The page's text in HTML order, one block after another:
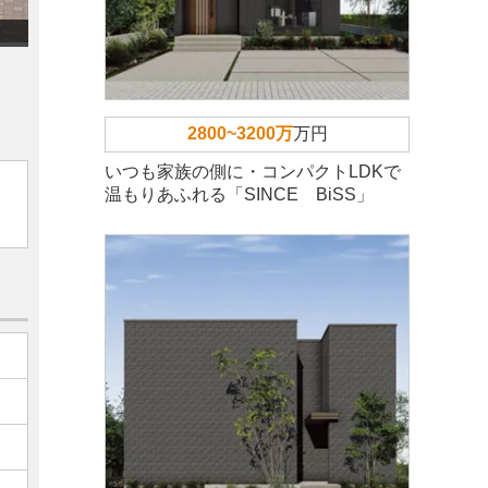
2800~3200万万円
いつも家族の側に・コンパクトLDKで
温もりあふれる「SINCE BiSS」